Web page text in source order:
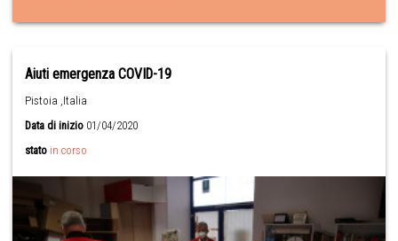
Aiuti emergenza COVID-19
Pistoia ,Italia
Data di inizio 01/04/2020
stato in corso